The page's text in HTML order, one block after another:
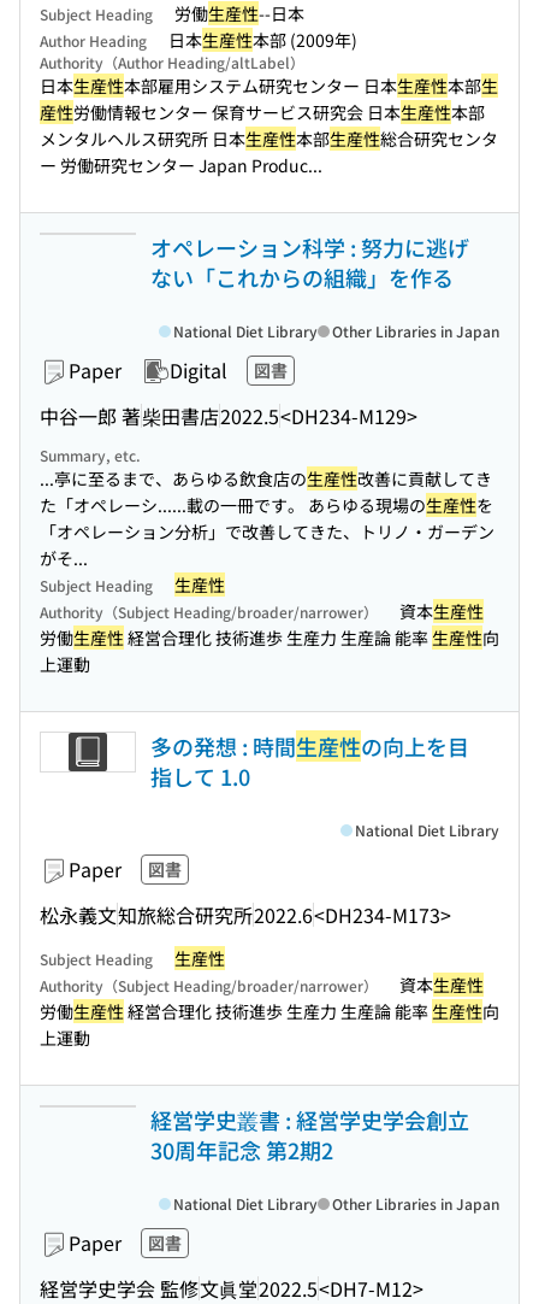
Subject Heading 労働生産性--日本
Author Heading 日本生産性本部 (2009年)
Authority（Author Heading/altLabel）
日本生産性本部雇用システム研究センター 日本生産性本部生
産性労働情報センター 保育サービス研究会 日本生産性本部
メンタルヘルス研究所 日本生産性本部生産性総合研究センタ
ー 労働研究センター Japan Produc...
オペレーション科学 : 努力に逃げ
ない「これからの組織」を作る
Paper Digital 図書
中谷一郎 著柴田書店2022.5<DH234-M129>
National Diet Library Other Libraries in Japan
Summary, etc.
...亭に至るまで、あらゆる飲食店の生産性改善に貢献してき
た「オペレーシ......載の一冊です。 あらゆる現場の生産性を
「オペレーション分析」で改善してきた、トリノ・ガーデン
がそ...
Subject Heading 生産性
Authority（Subject Heading/broader/narrower） 資本生産性
労働生産性経営合理化 技術進歩 生産力 生産論 能率 生産性向
上運動
多の発想 : 時間生産性の向上を目
指して 1.0
Paper 図書
松永義文知旅総合研究所2022.6<DH234-M173>
National Diet Library
Subject Heading 生産性
Authority（Subject Heading/broader/narrower） 資本生産性
労働生産性経営合理化 技術進歩 生産力 生産論 能率 生産性向
上運動
経営学史叢書 : 経営学史学会創立
30周年記念 第2期2
Paper 図書
経営学史学会 監修文眞堂2022.5<DH7-M12>
National Diet Library Other Libraries in Japan